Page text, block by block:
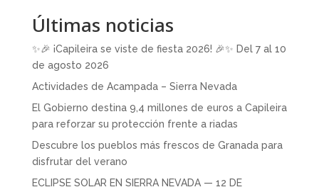
Últimas noticias
✨🎉 ¡Capileira se viste de fiesta 2026! 🎉✨ Del 7 al 10
de agosto 2026
Actividades de Acampada – Sierra Nevada
El Gobierno destina 9,4 millones de euros a Capileira
para reforzar su protección frente a riadas
Descubre los pueblos más frescos de Granada para
disfrutar del verano
ECLIPSE SOLAR EN SIERRA NEVADA — 12 DE